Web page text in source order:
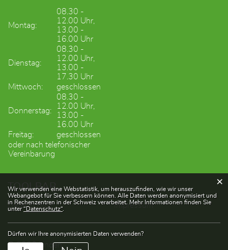
Montag:
08.30 -
12.00 Uhr,
13.00 -
16.00 Uhr
Dienstag:
08.30 -
12.00 Uhr,
13.00 -
17.30 Uhr
Mittwoch:
geschlossen
Donnerstag:
08.30 -
12.00 Uhr,
13.00 -
16.00 Uhr
Freitag:
geschlossen
oder nach telefonischer
Vereinbarung
TOOLBAR
Datenschutz Impressum
© 2026 Linden
Webstatistik
Wir verwenden eine Webstatistik, um herauszufinden, wie wir unser
Webangebot für Sie verbessern können. Alle Daten werden anonymisiert und
in Rechenzentren in der Schweiz verarbeitet. Mehr Informationen finden Sie
unter“Datenschutz“.
Dürfen wir Ihre anonymisierten Daten verwenden?
×